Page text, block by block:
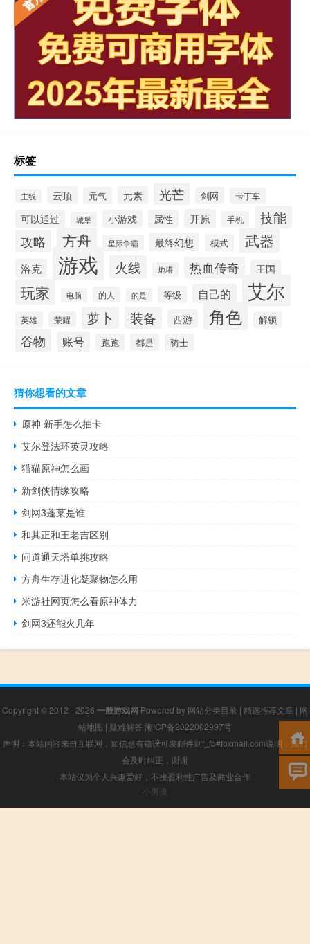
标签
主线 云顶 元气 元素 光芒 剑网 卡丁车
可以通过 城堡 小游戏 属性 开原 手机 技能
攻略 方舟 星际争霸 最终幻想 模式 武器
洛克 游戏 火线 炮塔 热血传奇 王国
玩家 电脑 的人 的是 等级 自己的 艾尔
英雄 荣耀 萝卜 装备 西游 角色 解锁
谷物 账号 跑跑 都是 骑士
猜你想看的文章
原神 新手怎么抽卡
艾尔登法环英灵攻略
猫猫原神怎么画
新剑侠情缘攻略
剑网3蓬莱是谁
和其正和王老吉区别
问道通天塔单挑攻略
方舟生存进化凝聚物怎么用
米游社网页怎么看原神体力
剑网3还能火几年
Copyright © 2012 - 2026 一般游戏网 Powered by 网站分类目录 | 精选推荐文章 | 网
站地图 | 疑难解答 湘ICP备2022002997号
声明：本站内容来自互联网，如信息有错误可发邮件到f_fb#foxmail.com说明，我们
会及时纠正，谢谢
本站仅为个人兴趣爱好，不接盈利性广告及商业合作
小男孩